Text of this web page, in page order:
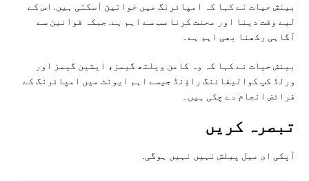
بینش حیات نے کہا کہ امپائرنگ میں خواتین آسکتی ہیں. اس کے
لیے وقت دینا اور محنت کرنا سب سے اہم ہے. جبکہ قوانین سے
آگاہی رکھنا بھی اہم ہے۔
بینش حیات نے کہا کہ وہ کامن ویلتھ گیمز، ایشین گیمز اور
ورلڈ کپ کوالیفائنگ راؤنڈ جیسے اہم ایونٹ میں امپائرنگ کے
فرائض انجام دے چکی ہیں۔
تبصرہ کريں
آپکی ای ميل پبلش نہيں نہيں ہوگی.